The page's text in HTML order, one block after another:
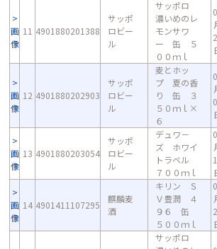
画
像
11 4901880201388
サッポ
ロビー
ル
サッポロ
濃いめのレ
モンサワ
ー 缶 ５
００ｍｌ
画
像
12 4901880202903
サッポ
ロビー
ル
麦とホッ
プ 夏の香
り 缶 ３
５０ｍｌ×
６
画
像
13 4901880203054
サッポ
ロビー
ル
デュワ－
ズ ホワイ
トラベル
７００ｍｌ
画
像
14 4901411107295
麒麟麦
酒
キリン Ｓ
Ｖ豊潤 ４
９６ 缶
５００ｍｌ
サッポロ